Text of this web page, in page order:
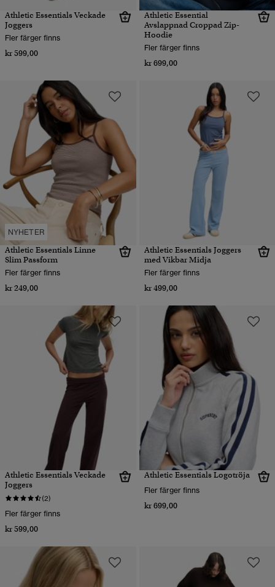
Athletic Essentials Veckade
Joggers
Fler färger finns
kr 599,00
Athletic Essential
Avslappnad Croppad Zip-
Hoodie
Fler färger finns
kr 699,00
NYHETER
Athletic Essentials Linne
Slim Passform
Fler färger finns
kr 249,00
Athletic Essentials Joggers
med Vikbar Midja
Fler färger finns
kr 499,00
Athletic Essentials Veckade
Joggers
(2)
Fler färger finns
kr 599,00
Athletic Essentials Logotröja
Fler färger finns
kr 699,00